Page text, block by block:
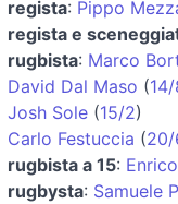
regista: Pippo
regista e
rugbista: Marco
David Dal Maso (
Josh Sole (15/2)
Carlo Festuccia (20/
rugbista a 15:
rugbysta: Samuele